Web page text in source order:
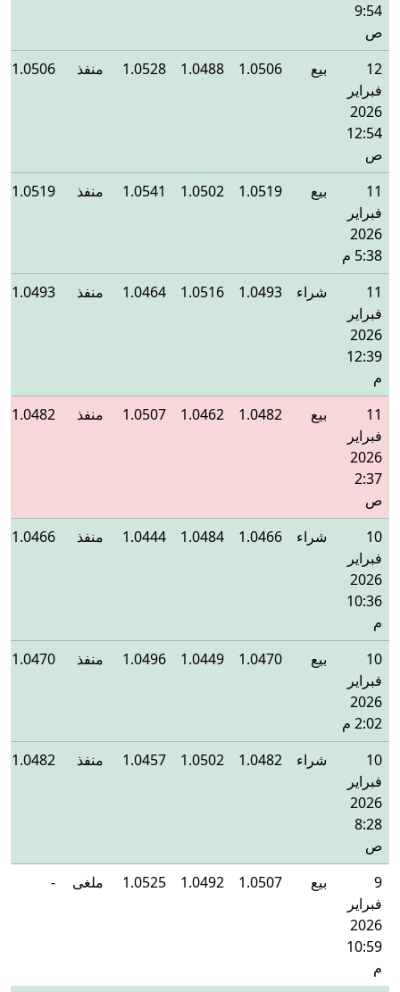
9:54
ص
12
فبراير
2026
12:54
ص
بيع 1.0506
1.0488
1.0528 منفذ 1.0506
11
فبراير
2026
5:38 م
بيع 1.0519
1.0502
1.0541 منفذ 1.0519
11
فبراير
2026
12:39
م
شراء 1.0493
1.0516
1.0464 منفذ 1.0493
11
فبراير
2026
2:37
ص
بيع 1.0482
1.0462
1.0507 منفذ 1.0482
10
فبراير
2026
10:36
م
شراء 1.0466
1.0484
1.0444 منفذ 1.0466
10
فبراير
2026
2:02 م
بيع 1.0470
1.0449
1.0496 منفذ 1.0470
10
فبراير
2026
8:28
ص
شراء 1.0482
1.0502
1.0457 منفذ 1.0482
9
فبراير
2026
10:59
م
بيع 1.0507
1.0492
1.0525 ملغى -